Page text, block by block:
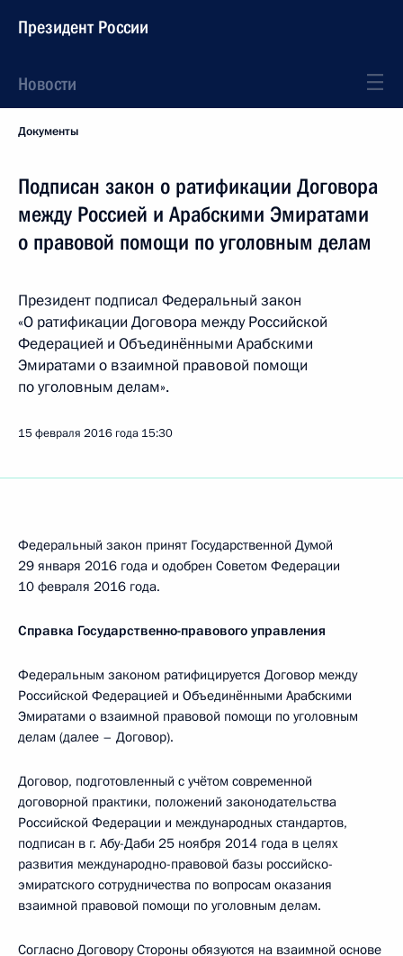
Президент России
Новости
Документы
Подписан закон о ратификации Договора
между Россией и Арабскими Эмиратами
о правовой помощи по уголовным делам
Президент подписал Федеральный закон
«О ратификации Договора между Российской
Федерацией и Объединёнными Арабскими
Эмиратами о взаимной правовой помощи
по уголовным делам».
15 февраля 2016 года 15:30
Федеральный закон принят Государственной Думой
29 января 2016 года и одобрен Советом Федерации
10 февраля 2016 года.
Справка Государственно-правового управления
Федеральным законом ратифицируется Договор между
Российской Федерацией и Объединёнными Арабскими
Эмиратами о взаимной правовой помощи по уголовным
делам (далее – Договор).
Договор, подготовленный с учётом современной
договорной практики, положений законодательства
Российской Федерации и международных стандартов,
подписан в г. Абу-Даби 25 ноября 2014 года в целях
развития международно-правовой базы российско-
эмиратского сотрудничества по вопросам оказания
взаимной правовой помощи по уголовным делам.
Согласно Договору Стороны обязуются на взаимной основе